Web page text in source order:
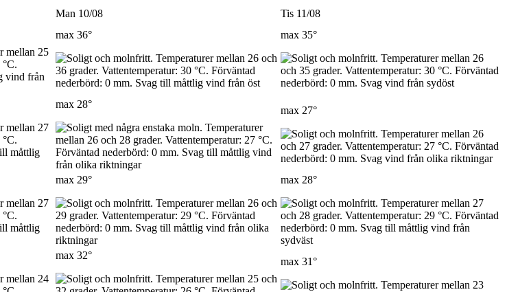
Man 10/08 Tis 11/08
max 36° max 35°
max 28°
max 27°
max 29° max 28°
max 32°
max 31°